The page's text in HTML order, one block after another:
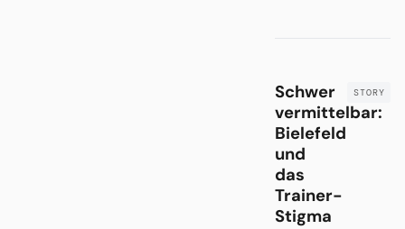
Schwer
vermittelbar:
Bielefeld
und
das
Trainer-
Stigma